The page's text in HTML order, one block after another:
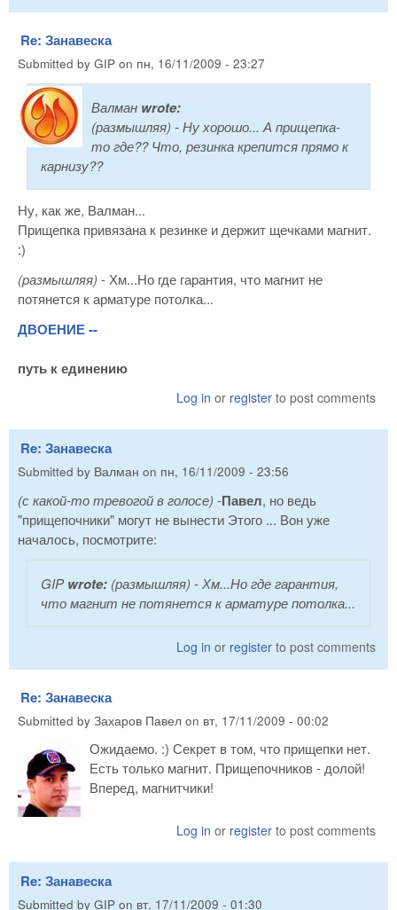
Re: Занавеска
Submitted by GIP on пн, 16/11/2009 - 23:27
Валман wrote:
(размышляя) - Ну хорошо... А прищепка-
то где?? Что, резинка крепится прямо к
карнизу??
Ну, как же, Валман...
Прищепка привязана к резинке и держит щечками магнит.
:)
(размышляя) - Хм...Но где гарантия, что магнит не
потянется к арматуре потолка...
ДВОЕНИЕ --
путь к единению
Log in or register to post comments
Re: Занавеска
Submitted by Валман on пн, 16/11/2009 - 23:56
(с какой-то тревогой в голосе) -Павел, но ведь
"прищепочники" могут не вынести Этого ... Вон уже
началось, посмотрите:
GIPwrote: (размышляя) - Хм...Но где гарантия,
что магнит не потянется к арматуре потолка...
Log in or register to post comments
Re: Занавеска
Submitted by Захаров Павел on вт, 17/11/2009 - 00:02
Ожидаемо. :) Секрет в том, что прищепки нет.
Есть только магнит. Прищепочников - долой!
Вперед, магнитчики!
Log in or register to post comments
Re: Занавеска
Submitted by GIP on вт, 17/11/2009 - 01:30